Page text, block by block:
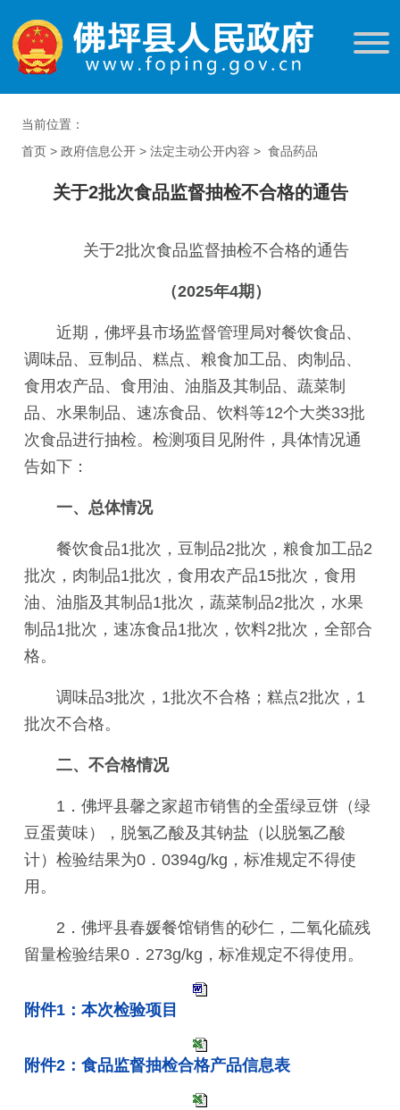
当前位置：
首页 > 政府信息公开 > 法定主动公开内容 > 食品药品
关于2批次食品监督抽检不合格的通告
关于2批次食品监督抽检不合格的通告
（2025年4期）
近期，佛坪县市场监督管理局对餐饮食品、
调味品、豆制品、糕点、粮食加工品、肉制品、
食用农产品、食用油、油脂及其制品、蔬菜制
品、水果制品、速冻食品、饮料等12个大类33批
次食品进行抽检。检测项目见附件，具体情况通
告如下：
一、总体情况
餐饮食品1批次，豆制品2批次，粮食加工品2
批次，肉制品1批次，食用农产品15批次，食用
油、油脂及其制品1批次，蔬菜制品2批次，水果
制品1批次，速冻食品1批次，饮料2批次，全部合
格。
调味品3批次，1批次不合格；糕点2批次，1
批次不合格。
二、不合格情况
1．佛坪县馨之家超市销售的全蛋绿豆饼（绿
豆蛋黄味），脱氢乙酸及其钠盐（以脱氢乙酸
计）检验结果为0．0394g/kg，标准规定不得使
用。
2．佛坪县春媛餐馆销售的砂仁，二氧化硫残
留量检验结果0．273g/kg，标准规定不得使用。
附件1：本次检验项目
附件2：食品监督抽检合格产品信息表